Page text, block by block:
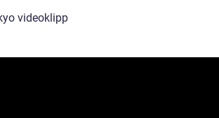
videoklipp